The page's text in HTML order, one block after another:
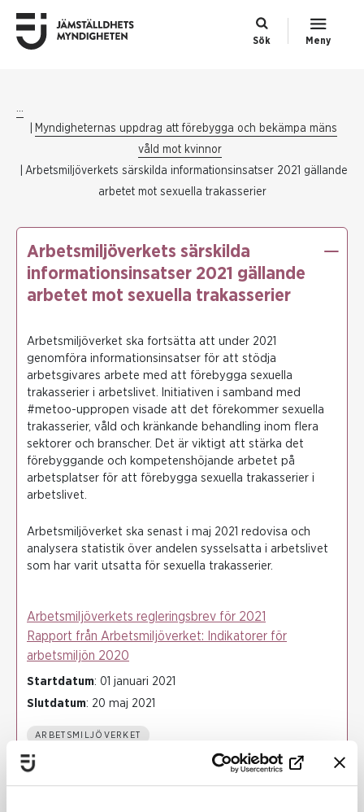
Sök Meny
...
Myndigheternas uppdrag att förebygga och bekämpa mäns
våld mot kvinnor
Arbetsmiljöverkets särskilda informationsinsatser 2021 gällande
arbetet mot sexuella trakasserier
Arbetsmiljöverkets särskilda
informationsinsatser 2021 gällande
arbetet mot sexuella trakasserier
Arbetsmiljöverket ska fortsätta att under 2021
genomföra informationsinsatser för att stödja
arbetsgivares arbete med att förebygga sexuella
trakasserier i arbetslivet. Initiativen i samband med
#metoo-uppropen visade att det förekommer sexuella
trakasserier, våld och kränkande behandling inom flera
sektorer och branscher. Det är viktigt att stärka det
förebyggande och kompetenshöjande arbetet på
arbetsplatser för att förebygga sexuella trakasserier i
arbetslivet.
Arbetsmiljöverket ska senast i maj 2021 redovisa och
analysera statistik över andelen sysselsatta i arbetslivet
som har varit utsatta för sexuella trakasserier.
Arbetsmiljöverkets regleringsbrev för 2021
Rapport från Arbetsmiljöverket: Indikatorer för
arbetsmiljön 2020
Startdatum: 01 januari 2021
Slutdatum: 20 maj 2021
ARBETSMILJÖVERKET
VÅLDSUTÖVARE OCH MASKULINITETSNORMER